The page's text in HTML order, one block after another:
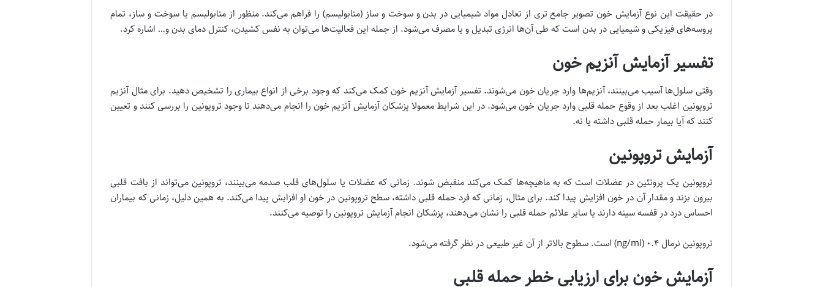
در حقیقت این نوع آزمایش خون تصویر جامع تری از تعادل مواد شیمیایی در بدن و سوخت و ساز (متابولیسم) را فراهم می‌کند. منظور از متابولیسم یا سوخت و ساز، تمام
پروسه‌های فیزیکی و شیمیایی در بدن است که طی آن‌ها انرژی تبدیل و یا مصرف می‌شود. از جمله این فعالیت‌ها می‌توان به نفس کشیدن، کنترل دمای بدن و… اشاره کرد.
تفسیر آزمایش آنزیم خون
وقتی سلول‌ها آسیب می‌بینند، آنزیم‌ها وارد جریان خون می‌شوند. تفسیر آزمایش آنزیم خون کمک می‌کند که وجود برخی از انواع بیماری را تشخیص دهید. برای مثال آنزیم
تروپونین اغلب بعد از وقوع حمله قلبی وارد جریان خون می‌شود. در این شرایط‌ معمولا پزشکان آزمایش آنزیم خون را انجام می‌دهند تا وجود تروپونین را بررسی کنند و تعیین
کنند که آیا بیمار حمله قلبی داشته یا نه.
آزمایش تروپونین
تروپونین یک پروتئین در عضلات است که به ماهیچه‌ها کمک می‌کند منقبض شوند. زمانی که عضلات یا سلول‌های قلب صدمه می‌بینند، تروپونین می‌تواند از بافت قلبی
بیرون بزند و مقدار آن در خون افزایش پیدا کند. برای مثال، زمانی که فرد حمله قلبی داشته، سطح تروپونین در خون او افزایش پیدا می‌کند. به همین دلیل، زمانی که بیماران
احساس درد در قفسه سینه دارند یا سایر علائم حمله قلبی را نشان می‌دهند، پزشکان انجام آزمایش تروپونین را توصیه می‌کنند.
تروپونین نرمال ۰.۴ (ng/ml) است. سطوح بالاتر از آن غیر طبیعی در نظر گرفته می‌شود.
آزمایش خون برای ارزیابی خطر حمله قلبی